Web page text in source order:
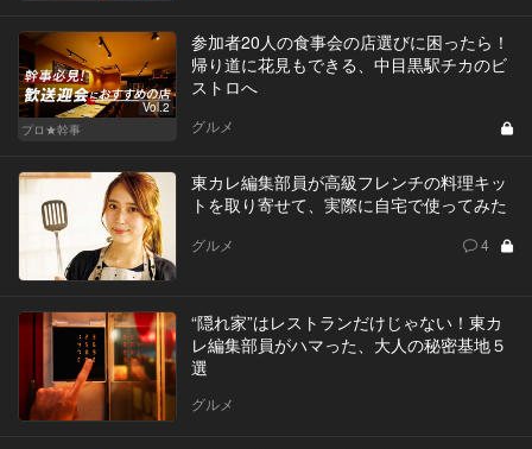
Vol.2
プロ★幹事
参加者20人の食事会の店選びに困ったら！
帰り道に花見もできる、中目黒駅チカのビ
ストロへ
グルメ
東カレ編集部員が高級フレンチの料理キッ
トを取り寄せて、実際に自宅で使ってみた
グルメ 4
“隠れ家”はレストランだけじゃない！東カ
レ編集部員がハマった、大人の秘密基地５
選
グルメ